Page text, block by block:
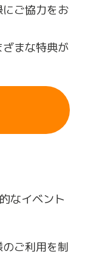
ご協力をお
まな特典が
なイベント
ご利用を制